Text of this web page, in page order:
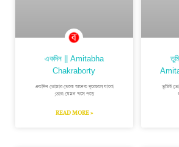
একদিন || Amitabha
Chakraborty
একদিন তোমার থেকে অনেক দূরেচলে যাবো
;তারা যেমন খসে পড়ে
READ MORE »
তুমিই তো